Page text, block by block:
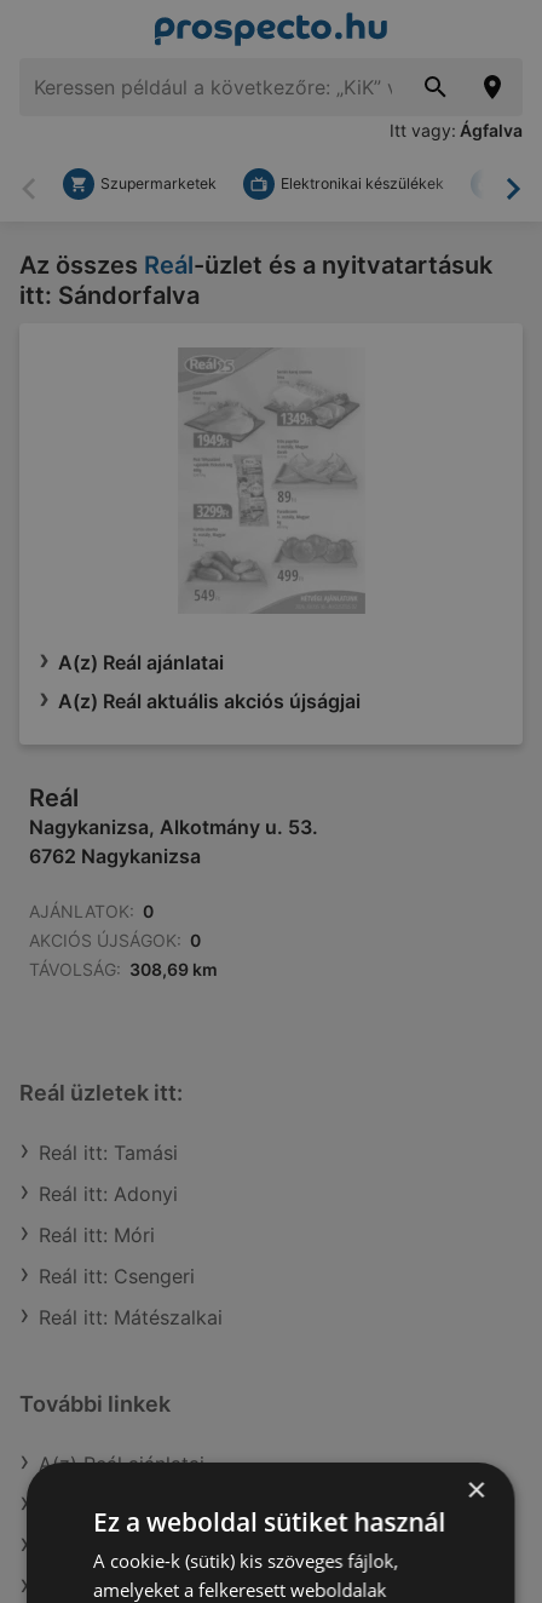
Itt vagy: Ágfalva
Vissza
Szupermarketek Elektronikai készülékek
Az összes Reál-üzlet és a nyitvatartásuk
itt: Sándorfalva
A(z) Reál ajánlatai
A(z) Reál aktuális akciós újságjai
Reál
Nagykanizsa, Alkotmány u. 53.
6762 Nagykanizsa
AJÁNLATOK: 0
AKCIÓS ÚJSÁGOK: 0
TÁVOLSÁG: 308,69 km
Reál üzletek itt:
Reál itt: Tamási
Reál itt: Adonyi
Reál itt: Móri
Reál itt: Csengeri
Reál itt: Mátészalkai
További linkek
A(z) Reál ajánlatai
A(z) Chef Market aktuális akciós újságjai
×
Ez a weboldal sütiket használ
A cookie-k (sütik) kis szöveges fájlok,
amelyeket a felkeresett weboldalak